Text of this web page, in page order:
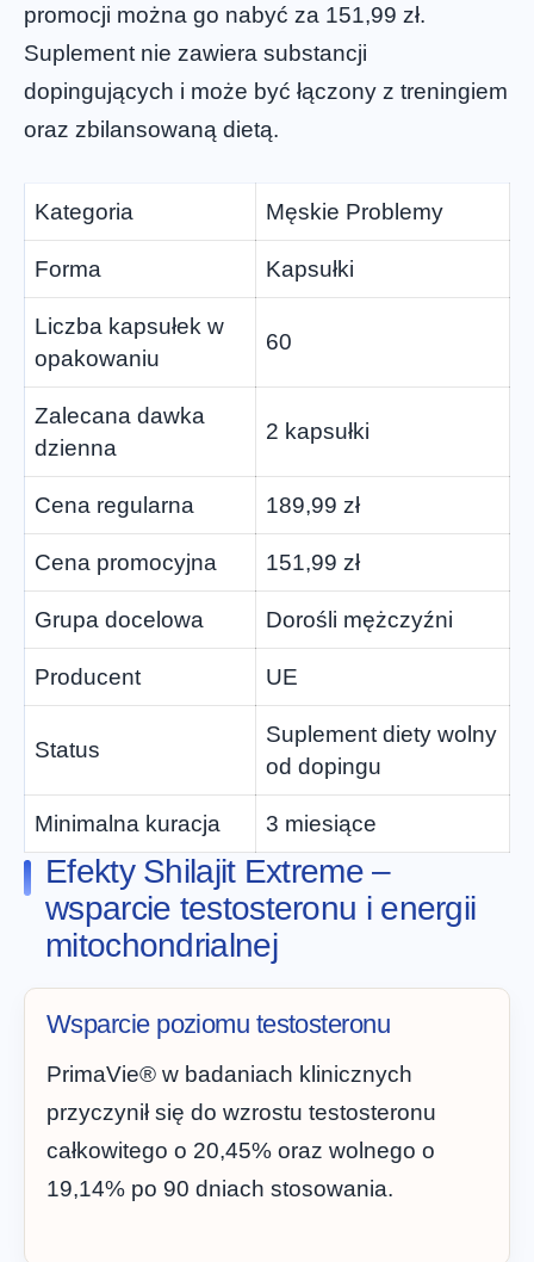
promocji można go nabyć za 151,99 zł.
Suplement nie zawiera substancji
dopingujących i może być łączony z treningiem
oraz zbilansowaną dietą.
Kategoria Męskie Problemy
Forma Kapsułki
Liczba kapsułek w
opakowaniu
60
Zalecana dawka
dzienna
2 kapsułki
Cena regularna 189,99 zł
Cena promocyjna 151,99 zł
Grupa docelowa Dorośli mężczyźni
Producent UE
Status
Suplement diety wolny
od dopingu
Minimalna kuracja 3 miesiące
Efekty Shilajit Extreme –
wsparcie testosteronu i energii
mitochondrialnej
Wsparcie poziomu testosteronu
PrimaVie® w badaniach klinicznych
przyczynił się do wzrostu testosteronu
całkowitego o 20,45% oraz wolnego o
19,14% po 90 dniach stosowania.